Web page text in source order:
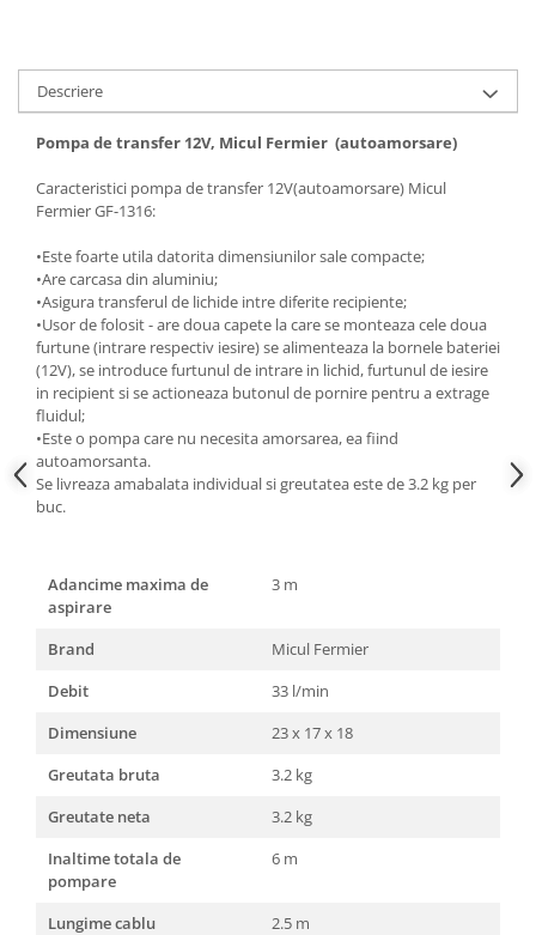
Hota tavan
Hote cupolare
Hote decorative
Hote incorporabile
Hote insula
Hote telescopice
Hote traditionale
Masini de Spalat Rufe & Uscatoare
Accesorii masini de spalat &
uscatoare
Masini automate de spalat rufe
Masini de spalat rufe cu uscator
Masini de spalat rufe verticale
Uscatoare de rufe
Masini de spalat vase
independente
Motoburghiu/Foreza pamant
Pachete Incorporabile
Pirostrii & Arzatoare
Semanatoare,Plantatoare
Descriere
Pompa de transfer 12V, Micul Fermier (autoamorsare)
Caracteristici pompa de transfer 12V(autoamorsare) Micul
Fermier GF-1316:
•Este foarte utila datorita dimensiunilor sale compacte;
•Are carcasa din aluminiu;
•Asigura transferul de lichide intre diferite recipiente;
•Usor de folosit - are doua capete la care se monteaza cele doua
furtune (intrare respectiv iesire) se alimenteaza la bornele bateriei
(12V), se introduce furtunul de intrare in lichid, furtunul de iesire
in recipient si se actioneaza butonul de pornire pentru a extrage
fluidul;
•Este o pompa care nu necesita amorsarea, ea fiind
autoamorsanta.
Se livreaza amabalata individual si greutatea este de 3.2 kg per
buc.
Adancime maxima de
aspirare
3 m
Brand
Micul Fermier
Debit
33 l/min
Dimensiune
23 x 17 x 18
Greutata bruta
3.2 kg
Greutate neta
3.2 kg
Inaltime totala de
pompare
6 m
Lungime cablu
2.5 m